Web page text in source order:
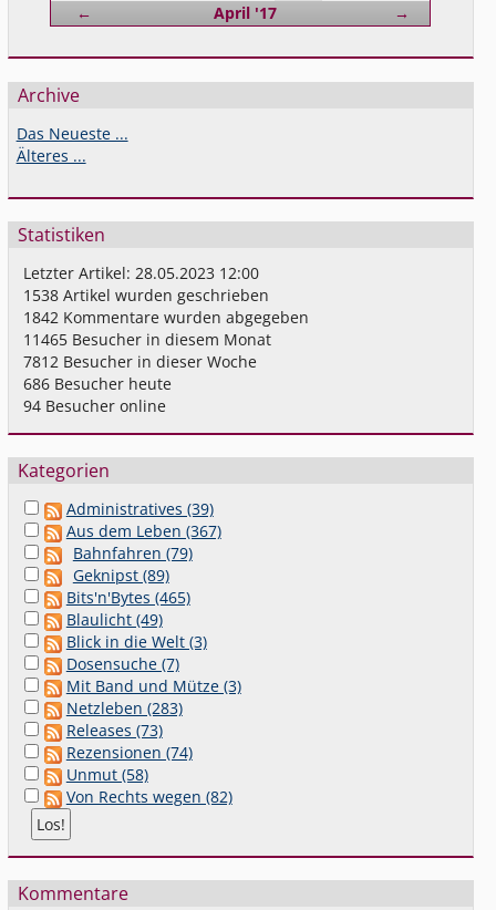
← April '17 Vorwärts
→
Archive
Das Neueste ...
Älteres ...
Statistiken
Letzter Artikel:28.05.2023 12:00
1538 Artikel wurden geschrieben
1842 Kommentare wurden abgegeben
11465 Besucher in diesem Monat
7812 Besucher in dieser Woche
686 Besucher heute
94 Besucher online
Kategorien
Administratives (39)
Aus dem Leben (367)
Bahnfahren (79)
Geknipst (89)
Bits'n'Bytes (465)
Blaulicht (49)
Blick in die Welt (3)
Dosensuche (7)
Mit Band und Mütze (3)
Netzleben (283)
Releases (73)
Rezensionen (74)
Unmut (58)
Von Rechts wegen (82)
Kommentare